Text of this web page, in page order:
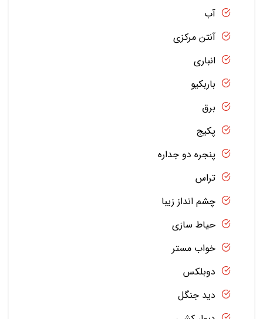
آب
آنتن مرکزی
انباری
باربکیو
برق
پکیج
پنجره دو جداره
تراس
چشم انداز زیبا
حیاط سازی
خواب مستر
دوبلکس
دید جنگل